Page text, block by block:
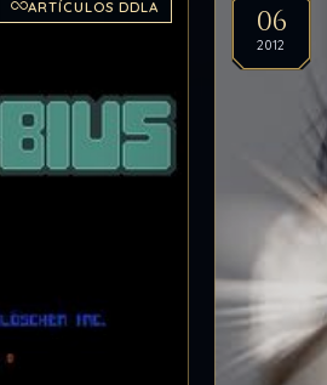
ARTÍCULOS DDLA 06
2012